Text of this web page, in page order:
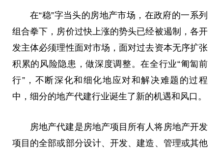
在“稳”字当头的房地产市场，在政府的一系列
组合拳下，房价过快上涨的势头已经被遏制，各开
发主体必须理性面对市场，面对过去资本无序扩张
积累的风险隐患，做深度调整。在全行业“匍匐前
行”，不断深化和细化地应对和解决难题的过程
中，细分的地产代建行业诞生了新的机遇和风口。
房地产代建是房地产项目所有人将房地产开发
项目的全部或部分设计、开发、建造、管理或其他